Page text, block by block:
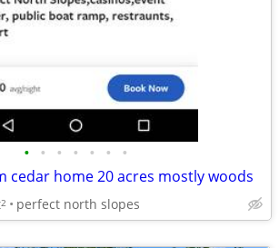
• • • • • • •
cedar home 20 acres mostly woods
2 perfect north slopes